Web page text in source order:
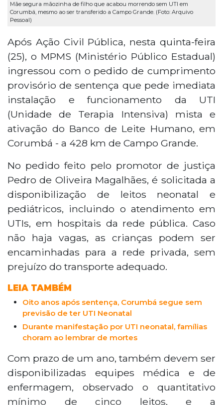
Mãe segura mãozinha de filho que acabou morrendo sem UTI em
Corumbá, mesmo ao ser transferido a Campo Grande. (Foto: Arquivo
Pessoal)
Após Ação Civil Pública, nesta quinta-feira
(25), o MPMS (Ministério Público Estadual)
ingressou com o pedido de cumprimento
provisório de sentença que pede imediata
instalação e funcionamento da UTI
(Unidade de Terapia Intensiva) mista e
ativação do Banco de Leite Humano, em
Corumbá - a 428 km de Campo Grande.
No pedido feito pelo promotor de justiça
Pedro de Oliveira Magalhães, é solicitada a
disponibilização de leitos neonatal e
pediátricos, incluindo o atendimento em
UTIs, em hospitais da rede pública. Caso
não haja vagas, as crianças podem ser
encaminhadas para a rede privada, sem
prejuízo do transporte adequado.
LEIA TAMBÉM
Oito anos após sentença, Corumbá segue sem
previsão de ter UTI Neonatal
Durante manifestação por UTI neonatal, famílias
choram ao lembrar de mortes
Com prazo de um ano, também devem ser
disponibilizadas equipes médica e de
enfermagem, observado o quantitativo
mínimo de cinco leitos, e a